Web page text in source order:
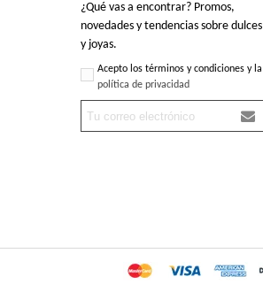
¿Qué vas a encontrar? Promos,
novedades y tendencias sobre dulces
y joyas.
Acepto los términos y condiciones y la
política de privacidad